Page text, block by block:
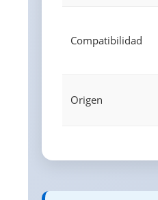
Compatibilidad
Origen